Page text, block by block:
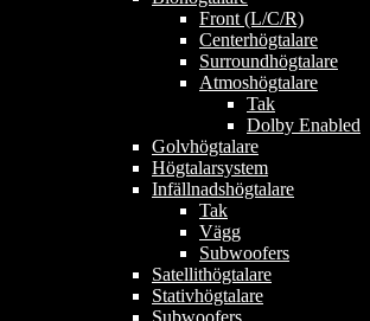
Front (L/C/R)
Centerhögtalare
Surroundhögtalare
Atmoshögtalare
Tak
Dolby Enabled
Golvhögtalare
Högtalarsystem
Infällnadshögtalare
Tak
Vägg
Subwoofers
Satellithögtalare
Stativhögtalare
Subwoofers